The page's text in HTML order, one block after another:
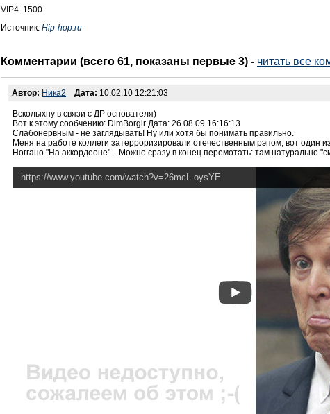
VIP4: 1500
Источник: Hip-hop.ru
Комментарии (всего 61, показаны первые 3) - читать все
Автор: Ника2 Дата: 10.02.10 12:21:03
Всколыхну в связи с ДР основателя)
Вот к этому сообчению: DimBorgir Дата: 26.08.09 16:16:13
Слабонервным - не заглядывать! Ну или хотя бы понимать правильно.
Меня на работе коллеги затерроризировали отечественным рэпом, вот один
Ноггано "На аккордеоне"... Можно сразу в конец перемотать: там натурально
https://www.youtube.com/watch?v=26mcL-oysYE